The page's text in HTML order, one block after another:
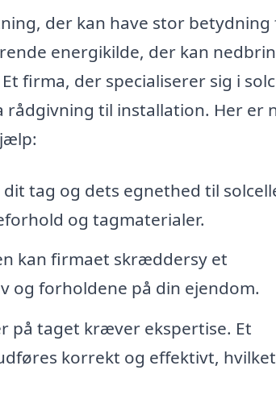
der kan have stor betydning
energikilde, der kan
firma, der specialiserer sig i
til installation. Her er
tag og dets egnethed til
og tagmaterialer.
kan firmaet skræddersy et
og forholdene på din ejendom.
på taget kræver ekspertise. Et
korrekt og effektivt, hvilket